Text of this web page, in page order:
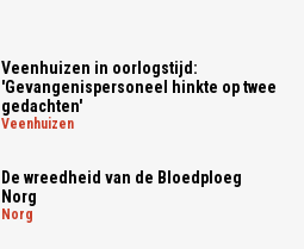
Veenhuizen in oorlogstijd:
'Gevangenispersoneel hinkte op twee
gedachten'
veenhuizen
De wreedheid van de Bloedploeg
Norg
norg